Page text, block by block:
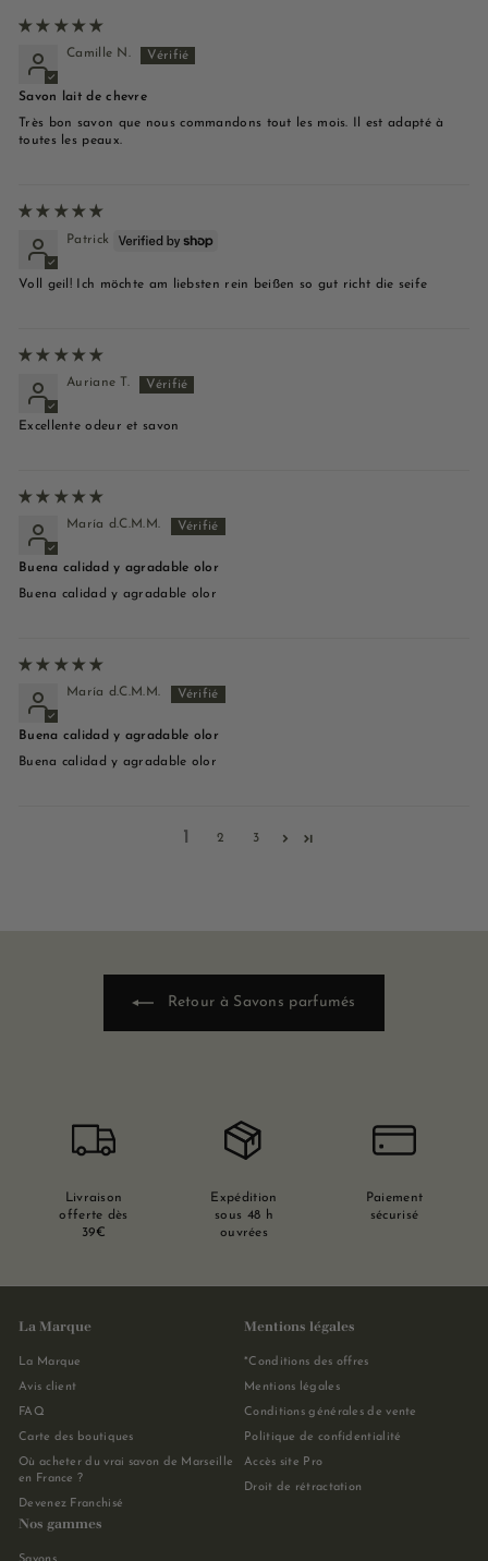
Camille N.
Savon lait de chevre
Très bon savon que nous commandons tout les mois. Il est adapté à
toutes les peaux.
Patrick
Voll geil! Ich möchte am liebsten rein beißen so gut richt die seife
Auriane T.
Excellente odeur et savon
María d.C.M.M.
Buena calidad y agradable olor
Buena calidad y agradable olor
María d.C.M.M.
Buena calidad y agradable olor
Buena calidad y agradable olor
1 2 3
Retour à Savons parfumés
Livraison
offerte dès
39€
Expédition
sous 48 h
ouvrées
Paiement
sécurisé
La Marque
La Marque
Avis client
FAQ
Carte des boutiques
Où acheter du vrai savon de Marseille
en France ?
Devenez Franchisé
Mentions légales
*Conditions des offres
Mentions légales
Conditions générales de vente
Politique de confidentialité
Accès site Pro
Droit de rétractation
Nos gammes